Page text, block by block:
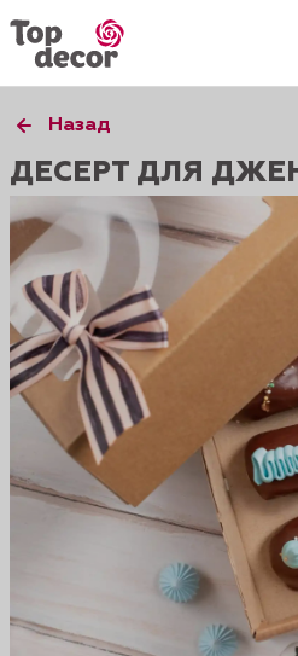
Назад
ДЕСЕРТ ДЛЯ